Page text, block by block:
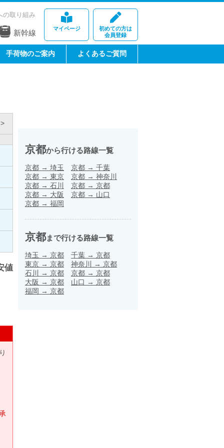
マイページ
初めての方は
会員登録
の取り組み
新幹線
手荷物のご案内 よくあるご質問
値
京都から行ける路線一覧
京都 → 埼玉 京都 → 千葉
京都 → 東京 京都 → 神奈川
京都 → 石川 京都 → 京都
京都 → 大阪 京都 → 山口
京都 → 福岡
京都まで行ける路線一覧
埼玉 → 京都 千葉 → 京都
東京 → 京都 神奈川 → 京都
石川
→ 京都 京都 → 京都
大阪 → 京都 山口 → 京都
福岡 → 京都